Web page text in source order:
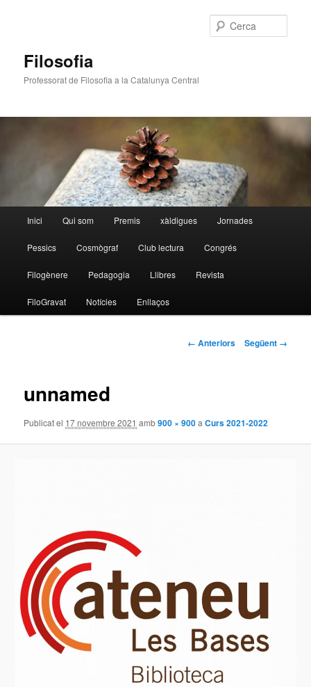
Filosofia
Professorat de Filosofia a la Catalunya Central
principal
Aneu
al
contingut
Inici Qui som Premis xàldigues Jornades
Pessics Cosmògraf Club lectura Congrés
Filogènere Pedagogia Llibres Revista
FiloGravat Notícies Enllaços
Navegació
← Anteriors Següent →
unnamed
Publicat el 17 novembre 2021 amb900 × 900aCurs 2021-2022